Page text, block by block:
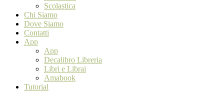
Scolastica
Chi Siamo
Dove Siamo
Contatti
App
App
Decalibro Libreria
Libri e Librai
Amabook
Tutorial